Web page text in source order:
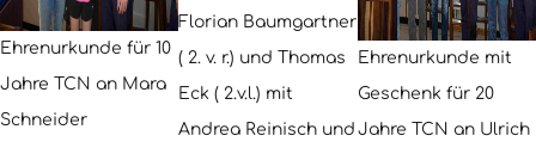
Ehrenurkunde für 10
Jahre TCN an Mara
Schneider
Florian Baumgartner
( 2. v. r.) und Thomas
Eck ( 2.v.l.) mit
Andrea Reinisch und
Ehrenurkunde mit
Geschenk für 20
Jahre TCN an Ulrich